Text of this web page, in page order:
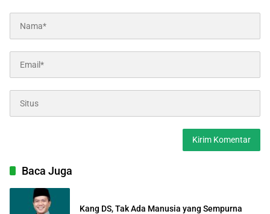
Baca Juga
Kang DS, Tak Ada Manusia yang Sempurna